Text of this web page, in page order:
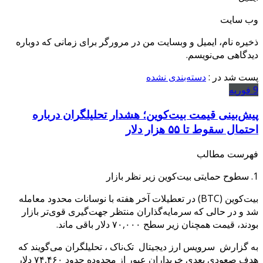
وب‌ سایت
ذخیره نام، ایمیل و وبسایت من در مرورگر برای زمانی که دوباره
دیدگاهی می‌نویسم.
پست شد در :دسته‌بندی نشده
9 فوریه
پیش‌بینی قیمت بیت‌کوین؛ هشدار تحلیلگران درباره
احتمال سقوط تا ۵۵ هزار دلار
فهرست مطالب
1. سطوح حمایتی بیت‌کوین زیر نظر بازار
بیت‌کوین (BTC) در تعطیلات آخر هفته با نوسانات محدود معامله
شد و در حالی که سرمایه‌گذاران منتظر جهت‌گیری قوی‌تر بازار
بودند، قیمت همچنان زیر سطح ۷۰,۰۰۰ دلار باقی ماند.
به گزارش سرویس ارز دیجیتال تک‌ناک ، تحلیلگران می‌گویند که
هدف صعودی بعدی خریداران عبور از محدوده حدود ۷۴,۴۶۰ دلار